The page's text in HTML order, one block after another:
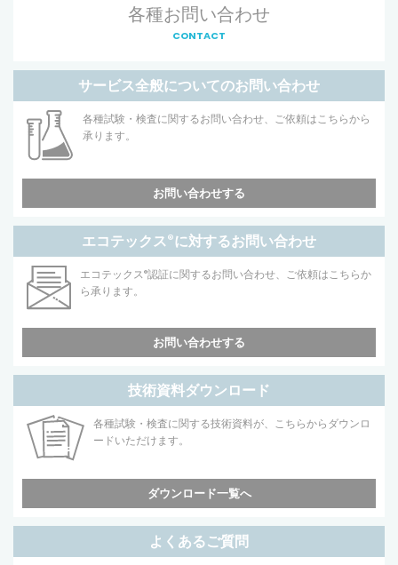
各種お問い合わせ
CONTACT
サービス全般についてのお問い合わせ
各種試験・検査に関するお問い合わせ、ご依頼はこちらから
承ります。
お問い合わせする
エコテックス®に対するお問い合わせ
エコテックス®認証に関するお問い合わせ、ご依頼はこちらか
ら承ります。
お問い合わせする
技術資料ダウンロード
各種試験・検査に関する技術資料が、こちらからダウンロ
ードいただけます。
ダウンロード一覧へ
よくあるご質問